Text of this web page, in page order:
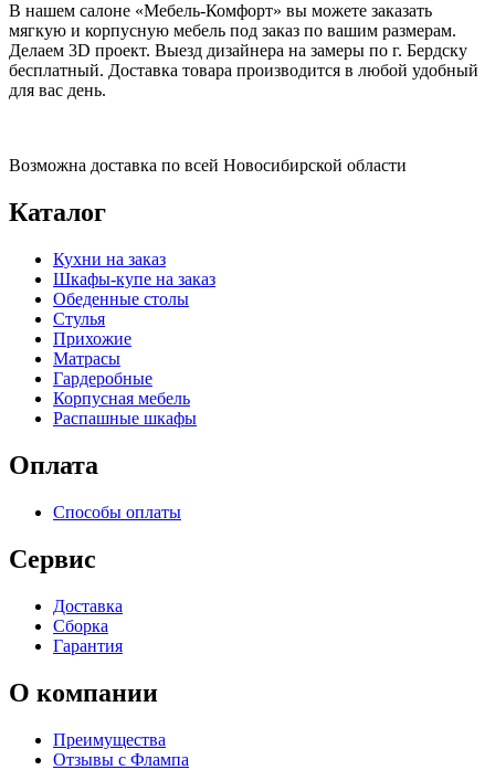
В нашем салоне «Мебель-Комфорт» вы можете заказать
мягкую и корпусную мебель под заказ по вашим размерам.
Делаем 3D проект. Выезд дизайнера на замеры по г. Бердску
бесплатный. Доставка товара производится в любой удобный
для вас день.
Возможна доставка по всей Новосибирской области
Каталог
Кухни на заказ
Шкафы-купе на заказ
Обеденные столы
Стулья
Прихожие
Матрасы
Гардеробные
Корпусная мебель
Распашные шкафы
Оплата
Способы оплаты
Сервис
Доставка
Сборка
Гарантия
О компании
Преимущества
Отзывы c Флампа